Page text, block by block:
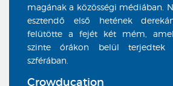
magának a közösségi médiában.
esztendő első hetének
felütötte a fejét két mém,
szinte órákon belül
szférában.
Crowducation